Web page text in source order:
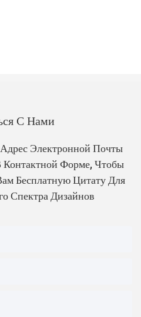
С Нами
Электронной Почты
Форме, Чтобы
Бесплатную Цитату Для
Спектра Дизайнов